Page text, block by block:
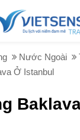
Nước Ngoài
Ở Istanbul